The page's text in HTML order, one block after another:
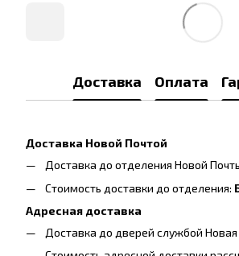
Доставка Оплата
Доставка Новой Почтой
Доставка до отделения Новой
Стоимость доставки до отделения:
Адресная доставка
Доставка до дверей службой Новая